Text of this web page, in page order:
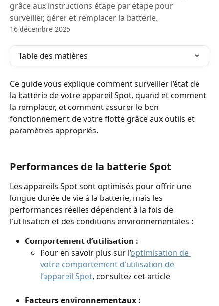
grâce aux instructions étape par étape pour
surveiller, gérer et remplacer la batterie.
16 décembre 2025
Table des matières
Ce guide vous explique comment surveiller l’état de
la batterie de votre appareil Spot, quand et comment
la remplacer, et comment assurer le bon
fonctionnement de votre flotte grâce aux outils et
paramètres appropriés.
Performances de la batterie Spot
Les appareils Spot sont optimisés pour offrir une
longue durée de vie à la batterie, mais les
performances réelles dépendent à la fois de
l’utilisation et des conditions environnementales :
Comportement d’utilisation :
Pour en savoir plus sur l’optimisation de
votre comportement d’utilisation de
l’appareil Spot, consultez cet article
Facteurs environnementaux :